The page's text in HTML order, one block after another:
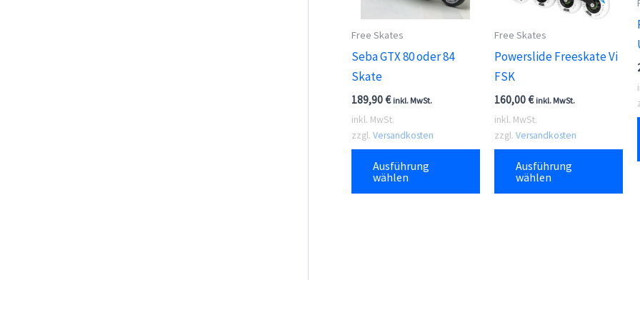
Free Skates
Seba GTX 80 oder 84
Skate
189,90€ inkl. MwSt.
inkl. MwSt.
zzgl. Versandkosten
Ausführung
wählen
Dieses
Produkt
weist
Free Skates
Powerslide Freeskate Vi
FSK
160,00€ inkl. MwSt.
inkl. MwSt.
zzgl. Versandkosten
Ausführung
wählen